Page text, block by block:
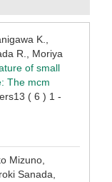
K.,
R., Moriya
of small
The mcm
( 6 ) 1 -
Mizuno,
Sanada,